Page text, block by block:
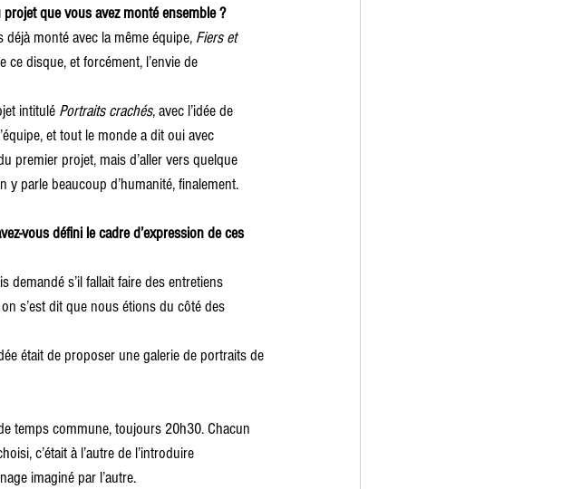
que vous avez monté ensemble ?
monté avec la même équipe, Fiers et
disque, et forcément, l’envie de
intitulé Portraits crachés, avec l’idée de
et tout le monde a dit oui avec
premier projet, mais d’aller vers quelque
parle beaucoup d’humanité, finalement.
vous défini le cadre d’expression de ces
demandé s’il fallait faire des entretiens
s’est dit que nous étions du côté des
était de proposer une galerie de portraits de
temps commune, toujours 20h30. Chacun
c’était à l’autre de l’introduire
imaginé par l’autre.